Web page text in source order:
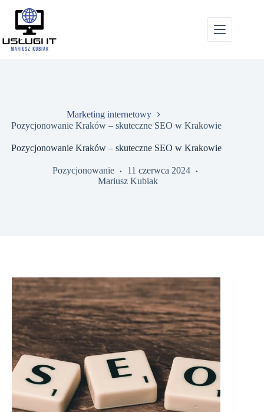
treści
Marketing internetowy
Pozycjonowanie Kraków – skuteczne SEO w Krakowie
Pozycjonowanie Kraków – skuteczne SEO w Krakowie
Pozycjonowanie
11 czerwca 2024
Mariusz Kubiak